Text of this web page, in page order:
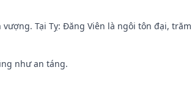
Tại Tỵ: Đăng Viên là ngôi tôn đại,
như an táng.